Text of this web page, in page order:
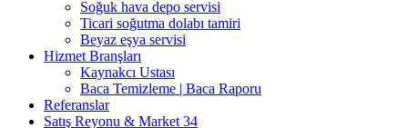
Soğuk hava depo servisi
Ticari soğutma dolabı tamiri
Beyaz eşya servisi
Hizmet Branşları
Kaynakcı Ustası
Baca Temizleme | Baca Raporu
Referanslar
Satış Reyonu & Market 34